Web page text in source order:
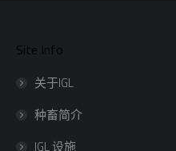
Site Info
关于IGL
种畜简介
IGL 设施